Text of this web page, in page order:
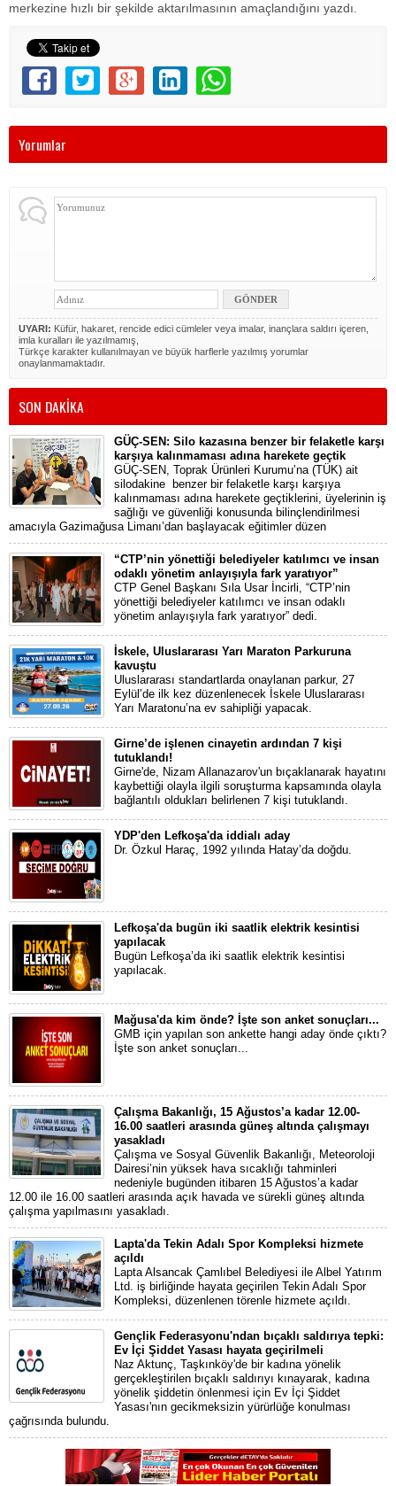
merkezine hızlı bir şekilde aktarılmasının amaçlandığını yazdı.
Yorumlar
UYARI: Küfür, hakaret, rencide edici cümleler veya imalar, inançlara saldırı içeren,
imla kuralları ile yazılmamış,
Türkçe karakter kullanılmayan ve büyük harflerle yazılmış yorumlar
onaylanmamaktadır.
SON DAKİKA
GÜÇ-SEN: Silo kazasına benzer bir felaketle karşı
karşıya kalınmaması adına harekete geçtik
GÜÇ-SEN, Toprak Ürünleri Kurumu’na (TÜK) ait
silodakine benzer bir felaketle karşı karşıya
kalınmaması adına harekete geçtiklerini, üyelerinin iş
sağlığı ve güvenliği konusunda bilinçlendirilmesi
amacıyla Gazimağusa Limanı’dan başlayacak eğitimler düzen
“CTP’nin yönettiği belediyeler katılımcı ve insan
odaklı yönetim anlayışıyla fark yaratıyor”
CTP Genel Başkanı Sıla Usar İncirli, “CTP’nin
yönettiği belediyeler katılımcı ve insan odaklı
yönetim anlayışıyla fark yaratıyor” dedi.
İskele, Uluslararası Yarı Maraton Parkuruna
kavuştu
Uluslararası standartlarda onaylanan parkur, 27
Eylül’de ilk kez düzenlenecek İskele Uluslararası
Yarı Maratonu’na ev sahipliği yapacak.
Girne’de işlenen cinayetin ardından 7 kişi
tutuklandı!
Girne'de, Nizam Allanazarov'un bıçaklanarak hayatını
kaybettiği olayla ilgili soruşturma kapsamında olayla
bağlantılı oldukları belirlenen 7 kişi tutuklandı.
YDP'den Lefkoşa'da iddialı aday
Dr. Özkul Haraç, 1992 yılında Hatay’da doğdu.
Lefkoşa'da bugün iki saatlik elektrik kesintisi
yapılacak
Bugün Lefkoşa’da iki saatlik elektrik kesintisi
yapılacak.
Mağusa'da kim önde? İşte son anket sonuçları...
GMB için yapılan son ankette hangi aday önde çıktı?
İşte son anket sonuçları...
Çalışma Bakanlığı, 15 Ağustos’a kadar 12.00-
16.00 saatleri arasında güneş altında çalışmayı
yasakladı
Çalışma ve Sosyal Güvenlik Bakanlığı, Meteoroloji
Dairesi’nin yüksek hava sıcaklığı tahminleri
nedeniyle bugünden itibaren 15 Ağustos’a kadar
12.00 ile 16.00 saatleri arasında açık havada ve sürekli güneş altında
çalışma yapılmasını yasakladı.
Lapta'da Tekin Adalı Spor Kompleksi hizmete
açıldı
Lapta Alsancak Çamlıbel Belediyesi ile Albel Yatırım
Ltd. iş birliğinde hayata geçirilen Tekin Adalı Spor
Kompleksi, düzenlenen törenle hizmete açıldı.
Gençlik Federasyonu'ndan bıçaklı saldırıya tepki:
Ev İçi Şiddet Yasası hayata geçirilmeli
Naz Aktunç, Taşkınköy'de bir kadına yönelik
gerçekleştirilen bıçaklı saldırıyı kınayarak, kadına
yönelik şiddetin önlenmesi için Ev İçi Şiddet
Yasası'nın gecikmeksizin yürürlüğe konulması
çağrısında bulundu.